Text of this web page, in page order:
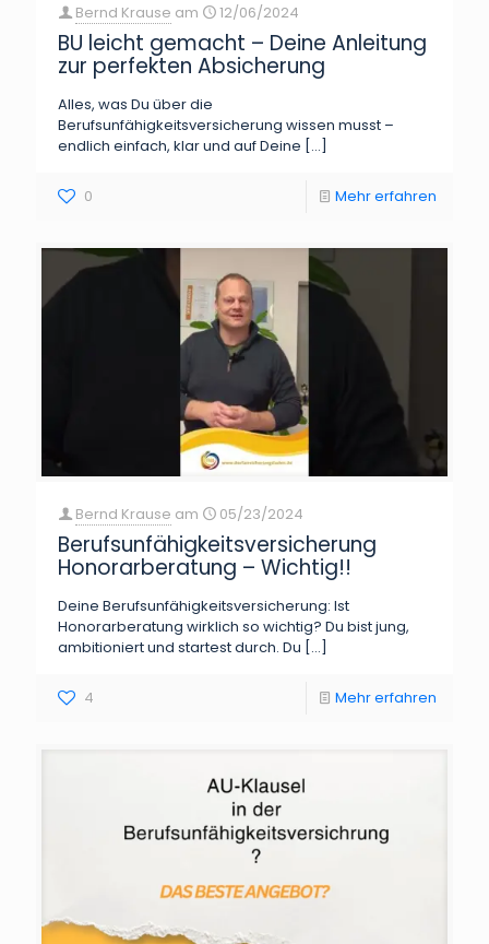
Bernd Krause am 12/06/2024
BU leicht gemacht – Deine Anleitung
zur perfekten Absicherung
Alles, was Du über die
Berufsunfähigkeitsversicherung wissen musst –
endlich einfach, klar und auf Deine […]
0 Mehr erfahren
Bernd Krause am 05/23/2024
Berufsunfähigkeitsversicherung
Honorarberatung – Wichtig!!
Deine Berufsunfähigkeitsversicherung: Ist
Honorarberatung wirklich so wichtig? Du bist jung,
ambitioniert und startest durch. Du […]
4 Mehr erfahren